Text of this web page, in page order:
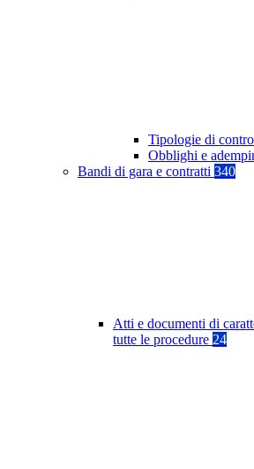
Tipologie di
Obblighi e
Bandi di gara e contratti 340
Atti e documenti di
tutte le procedure 24